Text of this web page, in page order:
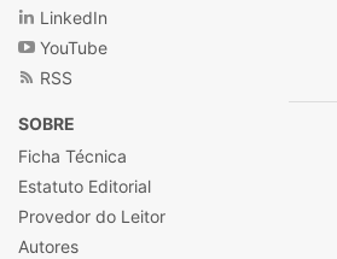
LinkedIn
YouTube
RSS
SOBRE
Ficha Técnica
Estatuto Editorial
Provedor do Leitor
Autores